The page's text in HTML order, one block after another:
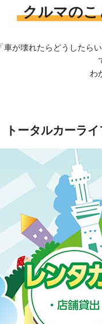
クルマの
「車が壊れたらどうしたら
わ
トータルカーラ